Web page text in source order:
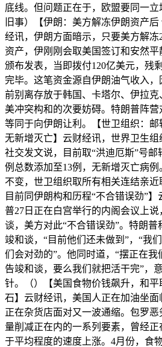
底线。但问题正在于，欧盟要同一
旧事）【伊朗：美方解冻伊朗资产
经讯，伊朗方面暗示，只要美方解冻
资产，伊刚刚会取美国签订和安然
颁布发表，当即拨付120亿美元，残
完毕。这笔资金源自伊朗油气收入，
前别离存放于韩国、卡塔尔、伊拉
美冲突构和的次要妨碍。特朗普阵
等同于向伊朗让利。【世卫组织：邮
无新增灭亡】云财经讯，世界卫生
社交发文说，目前取“洪迪厄斯”号
例总数添加至13例，无新增灭亡病
不变，世卫组织取所有相关连结亲
目前同伊朗构和历程“不合错误劲”
普27日正在白宫举行的内阁会议上
谈，美方对此“不合错误劲”。特朗
竣和谈，“目前他们还未做到”，“我
们会对劲的”。他同时道，“摆正在
告竣和谈，要么我们就把活干完”，
针。（）【美国食物价钱飙升，和
石】云财经讯，美国人正在加油坐
正在杂货店面对又一波通缩。包罗
量削减正在内的一系列要素，曾经
于平均程度的速度上涨。4月份，食